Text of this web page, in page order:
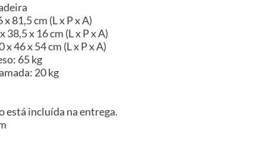
81,5 cm (L x P x A)
x 16 cm (L x P x A)
46 x 54 cm (L x P x A)
65 kg
20 kg
está incluída na entrega.